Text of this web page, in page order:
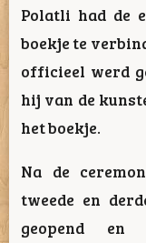
Polatli had de
boekje te
officieel werd
hij van de
het boekje.
Na de
tweede en
geopend en